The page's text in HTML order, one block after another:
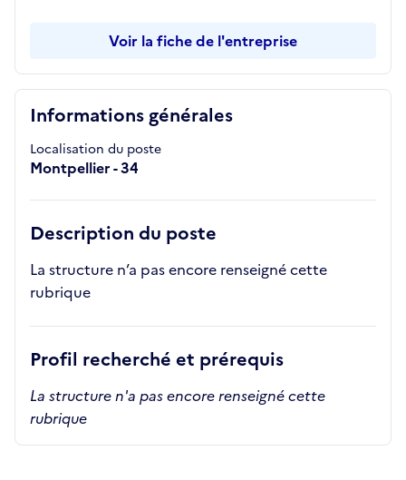
Informations générales
Localisation du poste
Montpellier - 34
Description du poste
La structure n’a pas encore renseigné cette
rubrique
Profil recherché et prérequis
La structure n'a pas encore renseigné cette
rubrique
Voir la fiche de l'entreprise